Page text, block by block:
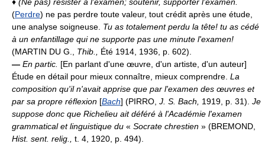
(Perdre) ne pas perdre toute valeur, tout crédit après une étude,
une analyse soigneuse. Tu as totalement perdu la tête! tu as cédé
à un enfantillage qui ne supporte pas une minute l'examen!
(MARTIN DU G., Thib., Été 1914, 1936, p. 602).
— En partic. [En parlant d'une œuvre, d'un artiste, d'un auteur]
Étude en détail pour mieux connaître, mieux comprendre. La
composition qu'il n'avait apprise que par l'examen des œuvres et
par sa propre réflexion [Bach] (PIRRO, J. S. Bach, 1919, p. 31). Je
suppose donc que Richelieu ait déféré à l'Académie l'examen
grammatical et linguistique du « Socrate chrestien » (BREMOND,
Hist. sent. relig., t. 4, 1920, p. 494).